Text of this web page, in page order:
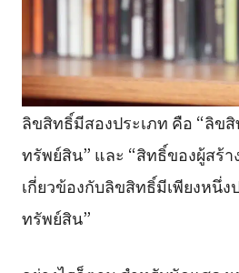
ลิขสิทธิ์มีสองประเภท คือ “ลิข
ทรัพย์สิน” และ “สิทธิ์ของผู้สร้
เกี่ยวข้องกับลิขสิทธิ์มีเพียงหนึ่ง
ทรัพย์สิน”